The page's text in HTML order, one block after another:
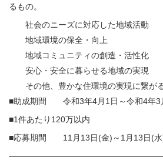
るもの。
社会のニーズに対応した地域活動
地域環境の保全・向上
地域コミュニティの創造・活性化
安心・安全に暮らせる地域の実現
その他、豊かな住環境の実現に繋が
■助成期間 令和3年4月1日～令和4年3
■1件あたり120万以内
■応募期間 11月13日(金)～1月13日(水